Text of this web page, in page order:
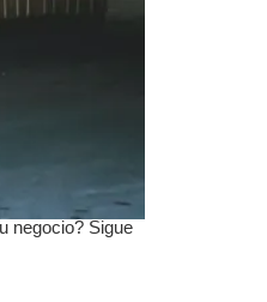
negocio? Sigue